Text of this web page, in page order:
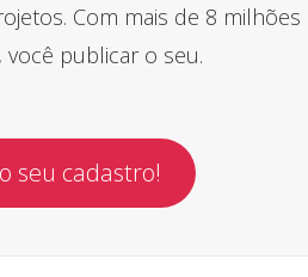
Com mais de 8 milhões
você publicar o seu.
seu cadastro!